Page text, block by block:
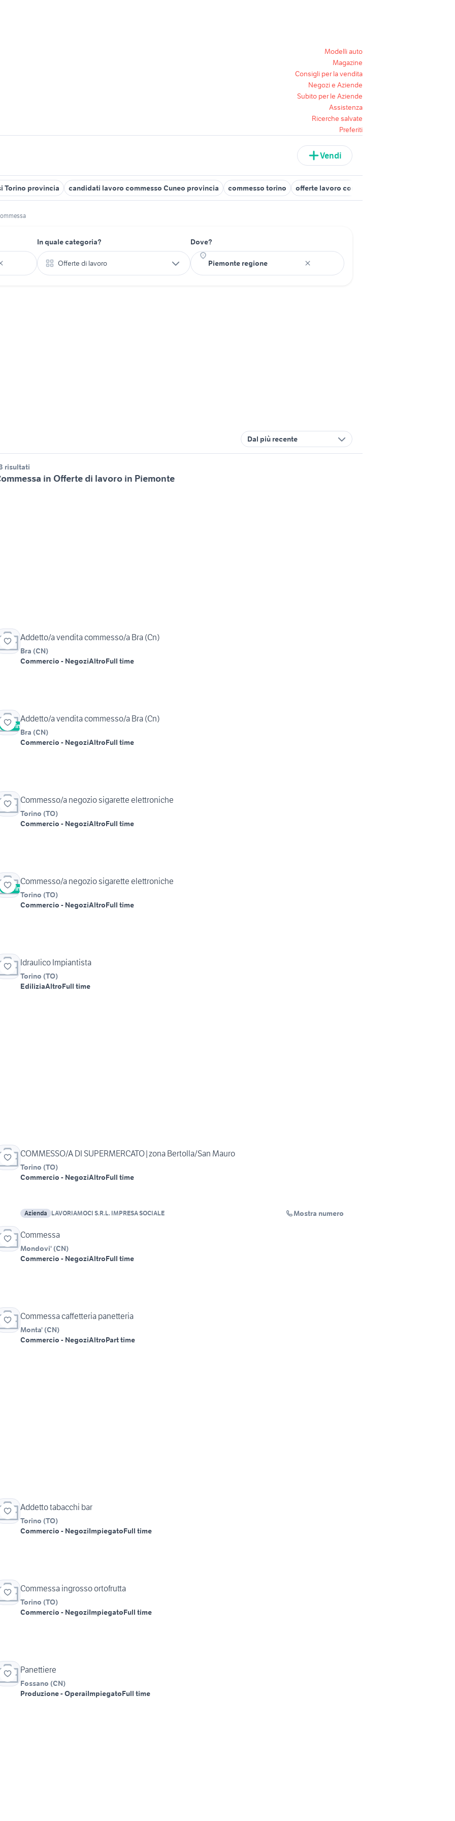
Modelli auto
Magazine
Consigli per la vendita
Negozi e Aziende
Subito per le Aziende
Assistenza
Ricerche salvate
Preferiti
Vendi
Torino provincia candidati lavoro commesso Cuneo provincia commesso torino offerte lavoro commessa Torino
In quale categoria?
Offerte di lavoro
Dove?
Dal più recente
risultati
in Offerte di lavoro in Piemonte
Addetto/a vendita commesso/a Bra (Cn)
Bra (CN)
Commercio - NegoziAltroFull time
Vetrina
Addetto/a vendita commesso/a Bra (Cn)
Bra (CN)
Commercio - NegoziAltroFull time
Commesso/a negozio sigarette elettroniche
Torino (TO)
Commercio - NegoziAltroFull time
Vetrina
Commesso/a negozio sigarette elettroniche
Torino (TO)
Commercio - NegoziAltroFull time
Idraulico Impiantista
Torino (TO)
EdiliziaAltroFull time
COMMESSO/A DI SUPERMERCATO|zona Bertolla/San Mauro
Torino (TO)
Commercio - NegoziAltroFull time
Azienda LAVORIAMOCI S.R.L. IMPRESA SOCIALE Mostra numero
Commessa
Mondovi' (CN)
Commercio - NegoziAltroFull time
Commessa caffetteria panetteria
Monta' (CN)
Commercio - NegoziAltroPart time
Addetto tabacchi bar
Torino (TO)
Commercio - NegoziImpiegatoFull time
Commessa ingrosso ortofrutta
Torino (TO)
Commercio - NegoziImpiegatoFull time
Panettiere
Fossano (CN)
Produzione - OperaiImpiegatoFull time